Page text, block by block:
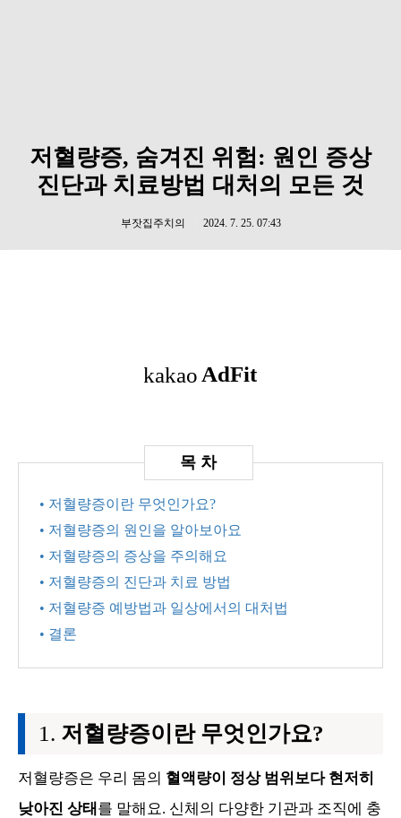
저혈량증, 숨겨진 위험: 원인 증상
진단과 치료방법 대처의 모든 것
부잣집주치의 2024. 7. 25. 07:43
• 저혈량증이란 무엇인가요?
• 저혈량증의 원인을 알아보아요
• 저혈량증의 증상을 주의해요
• 저혈량증의 진단과 치료 방법
• 저혈량증 예방법과 일상에서의 대처법
• 결론
저혈량증이란 무엇인가요?
저혈량증은 우리 몸의 혈액량이 정상 범위보다 현저히
낮아진 상태 를 말해요. 신체의 다양한 기관과 조직에 충